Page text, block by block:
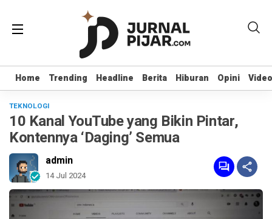
Home Trending Headline Berita Hiburan Opini Video
Home Trending Headline Berita Hiburan Opini Video
TEKNOLOGI
10 Kanal YouTube yang Bikin Pintar,
Kontennya ‘Daging’ Semua
admin
14 Jul 2024